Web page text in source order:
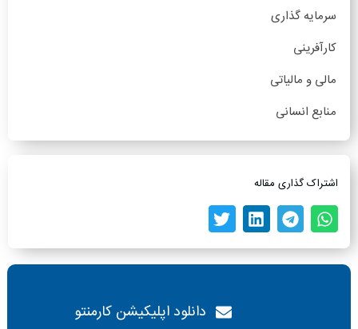
سرمایه گذاری
کارآفرینی
مالی و مالیاتی
منابع انسانی
اشتراک گذاری مقاله
دانلود اپلیکیشن کارمنتو